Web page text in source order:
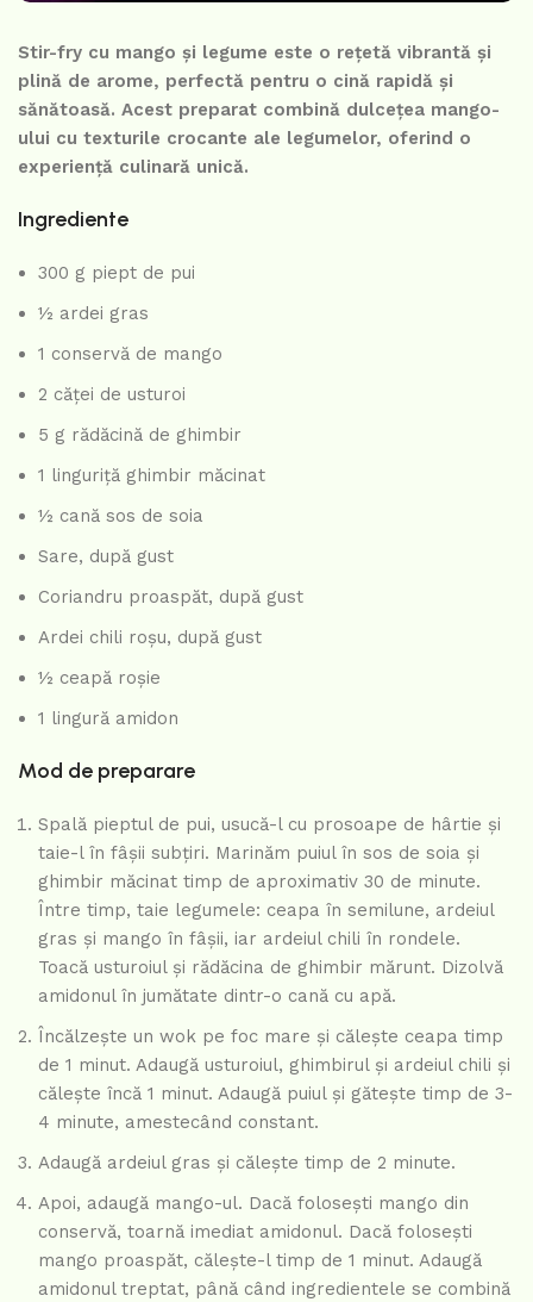
Stir-fry cu mango și legume este o rețetă vibrantă și
plină de arome, perfectă pentru o cină rapidă și
sănătoasă. Acest preparat combină dulcețea mango-
ului cu texturile crocante ale legumelor, oferind o
experiență culinară unică.
Ingrediente
300 g piept de pui
½ ardei gras
1 conservă de mango
2 căței de usturoi
5 g rădăcină de ghimbir
1 linguriță ghimbir măcinat
½ cană sos de soia
Sare, după gust
Coriandru proaspăt, după gust
Ardei chili roșu, după gust
½ ceapă roșie
1 lingură amidon
Mod de preparare
Spală pieptul de pui, usucă-l cu prosoape de hârtie și
taie-l în fâșii subțiri. Marinăm puiul în sos de soia și
ghimbir măcinat timp de aproximativ 30 de minute.
Între timp, taie legumele: ceapa în semilune, ardeiul
gras și mango în fâșii, iar ardeiul chili în rondele.
Toacă usturoiul și rădăcina de ghimbir mărunt. Dizolvă
amidonul în jumătate dintr-o cană cu apă.
Încălzește un wok pe foc mare și călește ceapa timp
de 1 minut. Adaugă usturoiul, ghimbirul și ardeiul chili și
călește încă 1 minut. Adaugă puiul și gătește timp de 3-
4 minute, amestecând constant.
Adaugă ardeiul gras și călește timp de 2 minute.
Apoi, adaugă mango-ul. Dacă folosești mango din
conservă, toarnă imediat amidonul. Dacă folosești
mango proaspăt, călește-l timp de 1 minut. Adaugă
amidonul treptat, până când ingredientele se combină